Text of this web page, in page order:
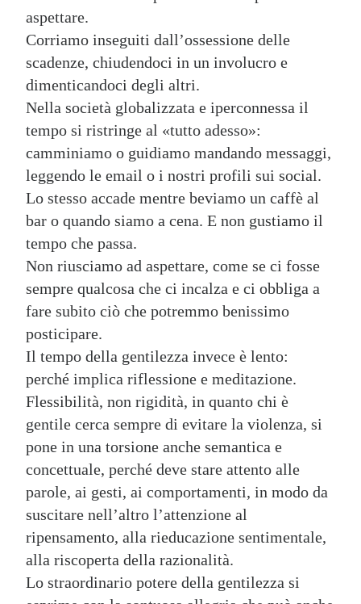
aspettare.
Corriamo inseguiti dall’ossessione delle
scadenze, chiudendoci in un involucro e
dimenticandoci degli altri.
Nella società globalizzata e iperconnessa il
tempo si ristringe al «tutto adesso»:
camminiamo o guidiamo mandando messaggi,
leggendo le email o i nostri profili sui social.
Lo stesso accade mentre beviamo un caffè al
bar o quando siamo a cena. E non gustiamo il
tempo che passa.
Non riusciamo ad aspettare, come se ci fosse
sempre qualcosa che ci incalza e ci obbliga a
fare subito ciò che potremmo benissimo
posticipare.
Il tempo della gentilezza invece è lento:
perché implica riflessione e meditazione.
Flessibilità, non rigidità, in quanto chi è
gentile cerca sempre di evitare la violenza, si
pone in una torsione anche semantica e
concettuale, perché deve stare attento alle
parole, ai gesti, ai comportamenti, in modo da
suscitare nell’altro l’attenzione al
ripensamento, alla rieducazione sentimentale,
alla riscoperta della razionalità.
Lo straordinario potere della gentilezza si